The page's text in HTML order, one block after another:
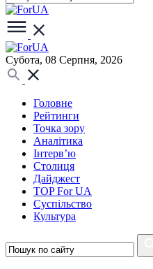
Субота, 08 Серпня, 2026
Головне
Рейтинги
Точка зору
Аналітика
Інтерв’ю
Столиця
Дайджест
TOP For UA
Суспiльство
Культура